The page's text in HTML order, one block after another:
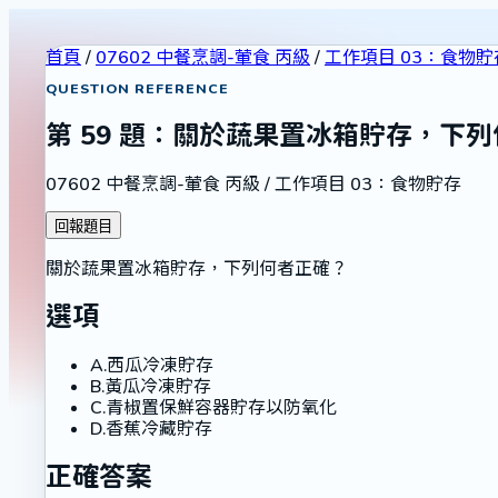
首頁 / 07602 中餐烹調-葷食 丙級 / 工作項目 03：食物貯
QUESTION REFERENCE
第 59 題： 關於蔬果置冰箱貯存，下列
07602 中餐烹調-葷食 丙級 / 工作項目 03：食物貯存
回報題目
關於蔬果置冰箱貯存，下列何者正確？
選項
A.西瓜冷凍貯存
B.黃瓜冷凍貯存
C.青椒置保鮮容器貯存以防氧化
D.香蕉冷藏貯存
正確答案